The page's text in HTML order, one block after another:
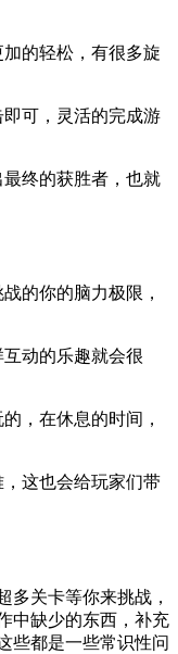
的轻松，有很多旋
可，灵活的完成游
终的获胜者，也就
的你的脑力极限，
动的乐趣就会很
，在休息的时间，
这也会给玩家们带
多关卡等你来挑战，
中缺少的东西，补充
些都是一些常识性问